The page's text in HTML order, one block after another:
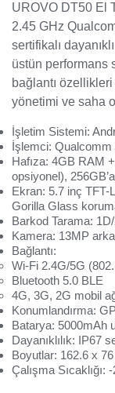
UROVO DT50 El
2.45 GHz
sertifikalı
üstün performans
bağlantı
yönetimi ve saha
İşletim Sistemi:
İşlemci:
Hafıza: 4GB RAM
opsiyonel),
Ekran: 5.7 inç TFT-
Gorilla Glass
Barkod Tarama:
Kamera: 13MP
Bağlantı:
Wi-Fi 2.4G/5G
Bluetooth 5.0 BLE
4G, 3G, 2G mobil
Konumlandırma:
Batarya: 5000mAh
Dayanıklılık: IP67
Boyutlar: 162.6 x
Çalışma Sıcaklığı: